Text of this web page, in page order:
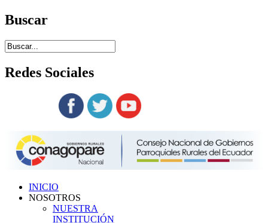
Buscar
Redes Sociales
INICIO
NOSOTROS
NUESTRA
INSTITUCIÓN